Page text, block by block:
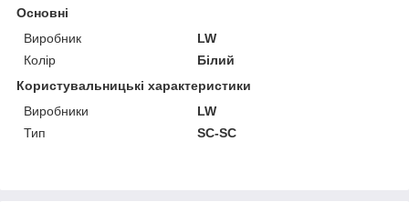
Основні
Виробник
LW
Колір
Білий
Користувальницькі характеристики
Виробники
LW
Тип
SC-SC